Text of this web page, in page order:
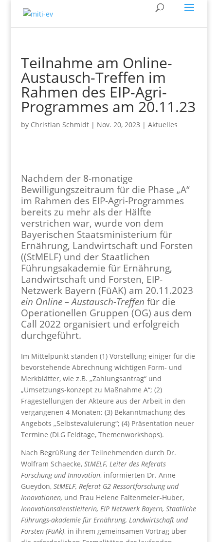
Teilnahme am Online-
Austausch-Treffen im
Rahmen des EIP-Agri-
Programmes am 20.11.23
by Christian Schmidt| Nov. 20, 2023 | Aktuelles
Nachdem der 8-monatige
Bewilligungszeitraum für die Phase „A“
im Rahmen des EIP-Agri-Programmes
bereits zu mehr als der Hälfte
verstrichen war, wurde von dem
Bayerischen Staatsministerium für
Ernährung, Landwirtschaft und Forsten
((StMELF) und der Staatlichen
Führungsakademie für Ernährung,
Landwirtschaft und Forsten, EIP-
Netzwerk Bayern (FüAK) am 20.11.2023
ein Online – Austausch-Treffen für die
Operationellen Gruppen (OG) aus dem
Call 2022 organisiert und erfolgreich
durchgeführt.
Im Mittelpunkt standen (1) Vorstellung einiger für die
bevorstehende Abrechnung wichtigen Form- und
Merkblätter, wie z.B. „Zahlungsantrag“ und
„Umsetzungs-konzept zu Maßnahme A“; (2)
Fragestellungen der Akteure aus der Arbeit in den
vergangenen 4 Monaten; (3) Bekanntmachung des
Angebots „Selbstevaluierung“; (4) Präsentation neuer
Termine (DLG Feldtage, Themenworkshops).
Nach Begrüßung der Teilnehmenden durch Dr.
Wolfram Schaecke, StMELF, Leiter des Referats
Forschung und Innovation, informierten Dr. Anne
Gueydon, StMELF, Referat G2 Ressortforschung und
Innovationen, und Frau Helene Faltenmeier-Huber,
Innovationsdienstleiterin, EIP Netzwerk Bayern, Staatliche
Führungs-akademie für Ernährung, Landwirtschaft und
Forsten (FüAk), in ihrem gemeinsamen Vortrag über